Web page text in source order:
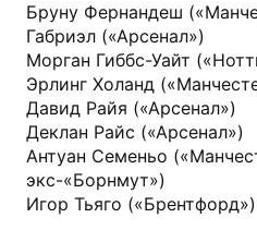
Бруну Фернандеш
Габриэл («Арсенал»)
Морган Гиббс-Уайт
Эрлинг Холанд
Давид Райя («Арсенал»)
Деклан Райс («Арсенал»)
Антуан Семеньо
экс-«Борнмут»)
Игор Тьяго («Брентфорд»)